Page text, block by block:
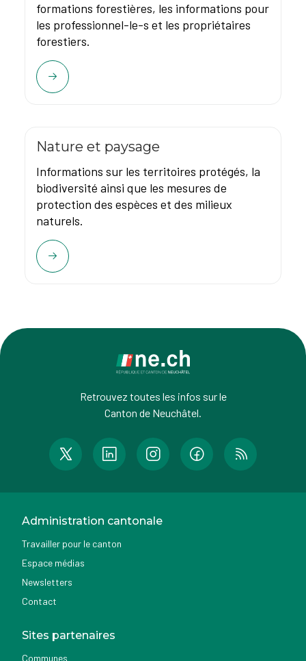
formations forestières, les informations pour
les professionnel-le-s et les propriétaires
forestiers.
Nature et paysage
Informations sur les territoires protégés, la
biodiversité ainsi que les mesures de
protection des espèces et des milieux
naturels.
Retrouvez toutes les infos sur le
Canton de Neuchâtel.
Administration cantonale
Travailler pour le canton
Espace médias
Newsletters
Contact
Sites partenaires
Communes